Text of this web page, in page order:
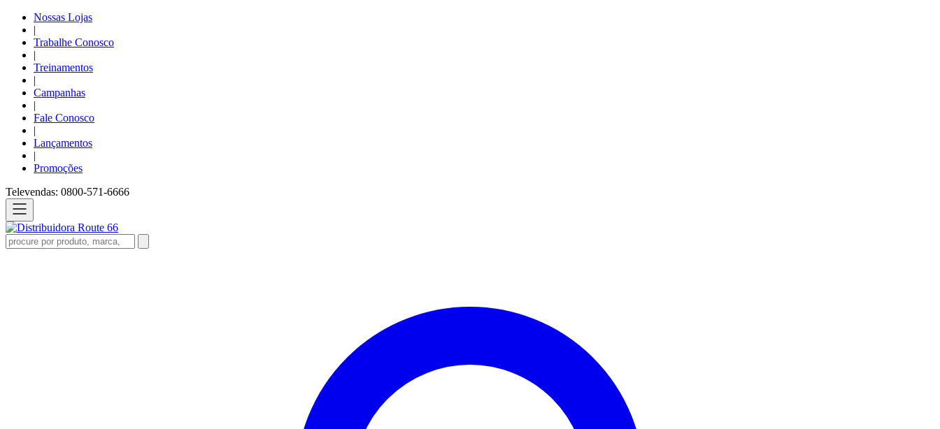
Nossas Lojas
|
Trabalhe Conosco
|
Treinamentos
|
Campanhas
|
Fale Conosco
|
Lançamentos
|
Promoções
Televendas: 0800-571-6666